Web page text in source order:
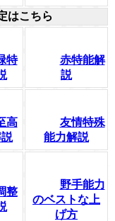
はこちら
特
赤特能解
説
高
友情特殊
能力解説
整
野手能力
のベストな上
げ方